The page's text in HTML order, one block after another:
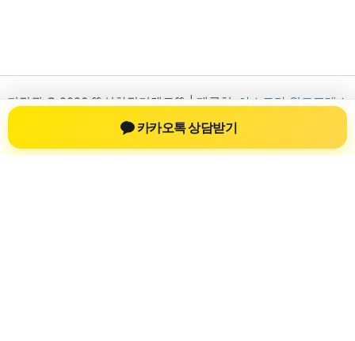
저작권 © 2026 💚신차장기렌트💚 | 제공처:
아스트라 워드프레스
테마
카카오톡 상담받기